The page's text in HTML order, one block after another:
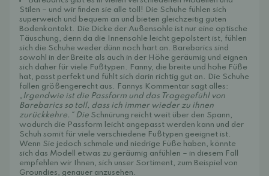
Stilen – und wir finden sie alle toll! Die Schuhe fühlen sich
superweich und bequem an und bieten gleichzeitig guten
Bodenkontakt. Die Dicke der Außensohle ist nur eine optische
Täuschung, denn da die Innensohle leicht gepolstert ist, fühlen
sich die Schuhe weder dünn noch hart an. Barebarics sind
sowohl in der Breite als auch in der Höhe geräumig und eignen
sich daher für viele Fußtypen. Fanny, die breite und hohe Füße
hat, passt perfekt und fühlt sich darin richtig gut an. Die Schuhe
fallen größengerecht aus. Fannys Kommentar sagt alles:
„Irgendwie ist die Passform und das Tragegefühl von
Barebarics so toll, dass ich immer wieder zu ihnen
zurückkehre.“ Die Schnürung reicht weit über den Spann,
wodurch die Passform leicht angepasst werden kann und der
Schuh somit für viele verschiedene Fußtypen geeignet ist.
Wenn Sie jedoch schmale und niedrige Füße haben, könnte
sich das Modell etwas zu geräumig anfühlen – in diesem Fall
empfehlen wir Ihnen, sich unser Sortiment, zum Beispiel von
Groundies, genauer anzusehen.